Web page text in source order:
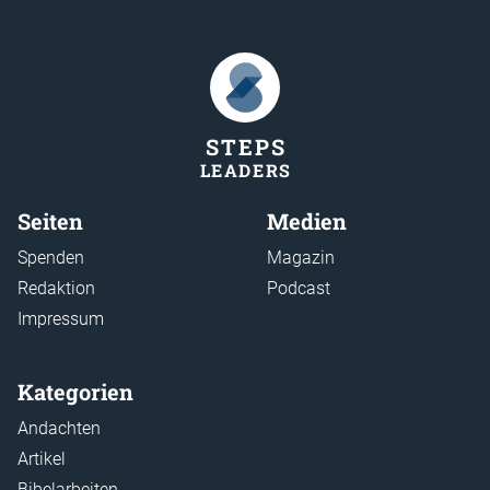
STEPS
LEADERS
Seiten
Spenden
Redaktion
Impressum
Medien
Magazin
Podcast
Kategorien
Andachten
Artikel